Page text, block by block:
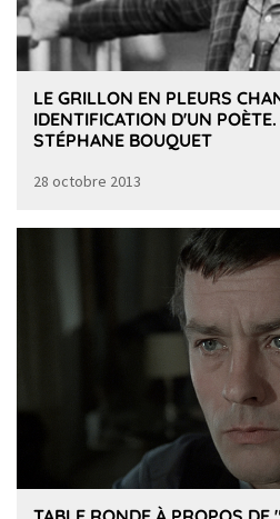
LE GRILLON EN PLEURS
IDENTIFICATION D'UN
STÉPHANE BOUQUET
28 octobre 2013